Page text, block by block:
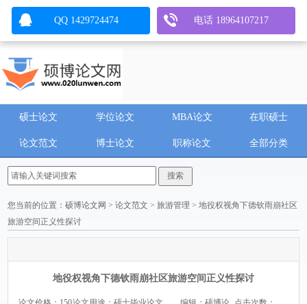
硕士论文 学位论文 MBA论文 在职硕士
论文范文 博士论文 职称论文 全部分类
您当前的位置：硕博论文网 >论文范文 >旅游管理 > 地役权视角下德钦雨崩社区
旅游空间正义性探讨
地役权视角下德钦雨崩社区旅游空间正义性探讨
QQ 1429724474 电话 18964107217